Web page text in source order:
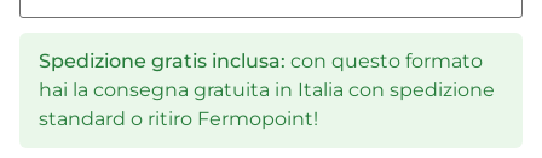
Spedizione gratis inclusa: con questo formato
hai la consegna gratuita in Italia con spedizione
standard o ritiro Fermopoint!